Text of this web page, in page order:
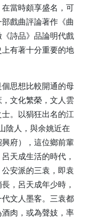
當時頗享盛名，可
戲曲評論著作《曲
詩品》品論明代戲
有著十分重要的地
思想比較開通的母
文化繁榮，文人雲
。以狷狂出名的江
陰人，與余姚近在
府），這位鄉前輩
天成生活的時代，
安派的三袁，即袁
，呂天成年少時，
文人墨客。三袁都
肉，或為聲妓，率